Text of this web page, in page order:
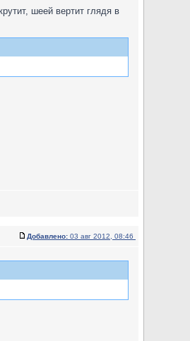
шеей вертит глядя в
Добавлено: 03 авг 2012, 08:46